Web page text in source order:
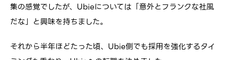
集の感覚でしたが、Ubieについては「意外とフランクな社風
だな」と興味を持ちました。
それから半年ほどたった頃、Ubie側でも採用を強化するタイ